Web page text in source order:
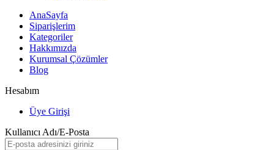
AnaSayfa
Siparişlerim
Kategoriler
Hakkımızda
Kurumsal Çözümler
Blog
Hesabım
Üye Girişi
Kullanıcı Adı/E-Posta